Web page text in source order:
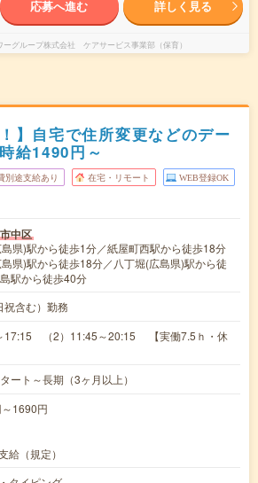
応募へ進む 詳しく見る
ーグループ株式会社 ケアサービス事業部（保育）
】自宅で住所変更などのデー
給1490円～
別途支給あり 在宅・リモート WEB登録OK
中区
県)駅から徒歩1分／紙屋町西駅から徒歩18分
県)駅から徒歩18分／八丁堀(広島県)駅から徒
駅から徒歩40分
祝含む）勤務
17:15 （2）11:45～20:15 【実働7.5ｈ・休
ト～長期（3ヶ月以上）
1690円
給（規定）